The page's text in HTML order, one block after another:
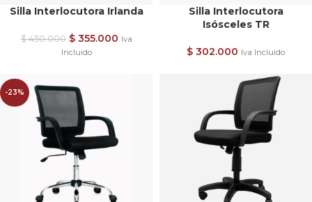
Silla Interlocutora Irlanda
$450.000 $355.000 Iva
Incluido
Silla Interlocutora
Isósceles TR
$ 302.000 Iva Incluido
-23%